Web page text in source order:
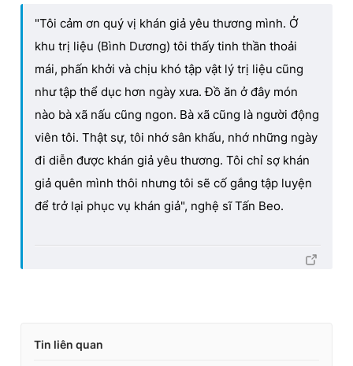
"Tôi cảm ơn quý vị khán giả yêu thương mình. Ở
khu trị liệu (Bình Dương) tôi thấy tinh thần thoải
mái, phấn khởi và chịu khó tập vật lý trị liệu cũng
như tập thể dục hơn ngày xưa. Đồ ăn ở đây món
nào bà xã nấu cũng ngon. Bà xã cũng là người động
viên tôi. Thật sự, tôi nhớ sân khấu, nhớ những ngày
đi diễn được khán giả yêu thương. Tôi chỉ sợ khán
giả quên mình thôi nhưng tôi sẽ cố gắng tập luyện
để trở lại phục vụ khán giả", nghệ sĩ Tấn Beo.
Tin liên quan